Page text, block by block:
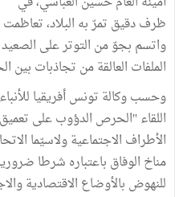
ظرف دقيق تمرّ به البلاد، تعاظمت
واتسم بجوّ من التوتر على
الملفات العالقة من تجاذبات بين
وحسب وكالة تونس أفريقيا
اللقاء "الحرص الدؤوب على
الأطراف الاجتماعية ولاسيّما
مناخ الوفاق باعتباره شرطا
للنهوض بالأوضاع الاقتصادية